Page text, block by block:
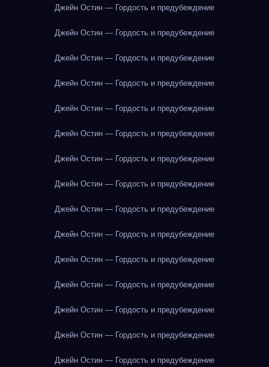
Джейн Остин — Гордость и предубеждение
Джейн Остин — Гордость и предубеждение
Джейн Остин — Гордость и предубеждение
Джейн Остин — Гордость и предубеждение
Джейн Остин — Гордость и предубеждение
Джейн Остин — Гордость и предубеждение
Джейн Остин — Гордость и предубеждение
Джейн Остин — Гордость и предубеждение
Джейн Остин — Гордость и предубеждение
Джейн Остин — Гордость и предубеждение
Джейн Остин — Гордость и предубеждение
Джейн Остин — Гордость и предубеждение
Джейн Остин — Гордость и предубеждение
Джейн Остин — Гордость и предубеждение
Джейн Остин — Гордость и предубеждение